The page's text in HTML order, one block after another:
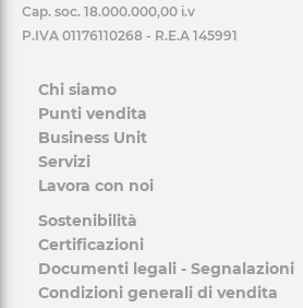
Cap. soc. 18.000.000,00 i.v
P.IVA 01176110268 - R.E.A 145991
Chi siamo
Punti vendita
Business Unit
Servizi
Lavora con noi
Sostenibilità
Certificazioni
Documenti legali - Segnalazioni
Condizioni generali di vendita